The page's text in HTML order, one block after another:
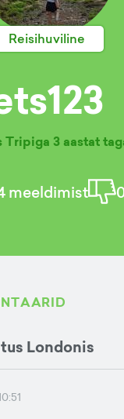
Reisihuviline
Tripiga 3 aastat
meeldimist
Londonis